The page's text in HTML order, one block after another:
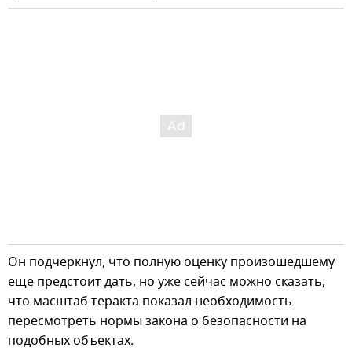
Он подчеркнул, что полную оценку произошедшему
еще предстоит дать, но уже сейчас можно сказать,
что масштаб теракта показал необходимость
пересмотреть нормы закона о безопасности на
подобных объектах.